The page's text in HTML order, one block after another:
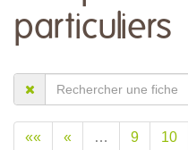
particuliers
«« « … 9 10